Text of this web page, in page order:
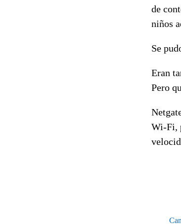
de
niños
Se
Eran
Pero
Wi-Fi,